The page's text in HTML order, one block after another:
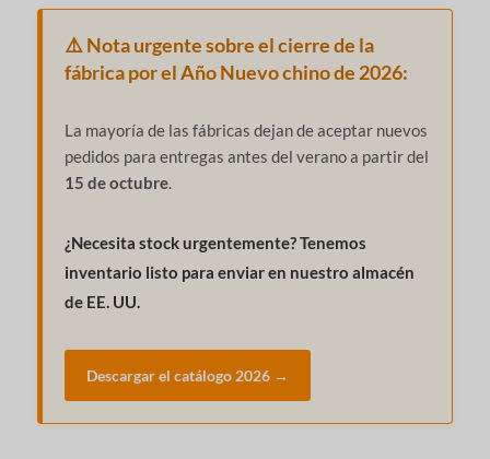
⚠️ Nota urgente sobre el cierre de la
fábrica por el Año Nuevo chino de 2026:
La mayoría de las fábricas dejan de aceptar nuevos
pedidos para entregas antes del verano a partir del
15 de octubre.
¿Necesita stock urgentemente? Tenemos
inventario listo para enviar en nuestro almacén
de EE. UU.
Descargar el catálogo 2026 →